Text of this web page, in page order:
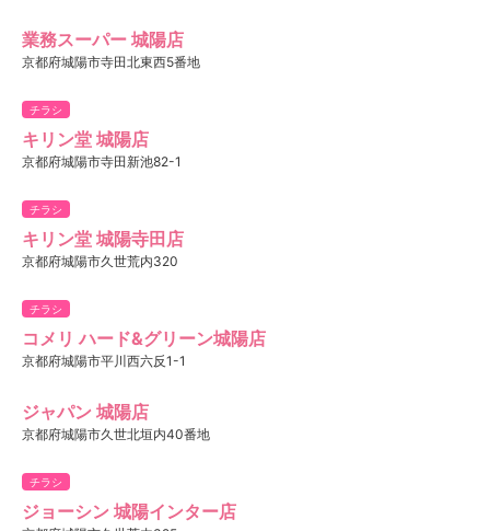
業務スーパー 城陽店
京都府城陽市寺田北東西5番地
チラシ
キリン堂 城陽店
京都府城陽市寺田新池82-1
チラシ
キリン堂 城陽寺田店
京都府城陽市久世荒内320
チラシ
コメリ ハード&グリーン城陽店
京都府城陽市平川西六反1-1
ジャパン 城陽店
京都府城陽市久世北垣内40番地
チラシ
ジョーシン 城陽インター店